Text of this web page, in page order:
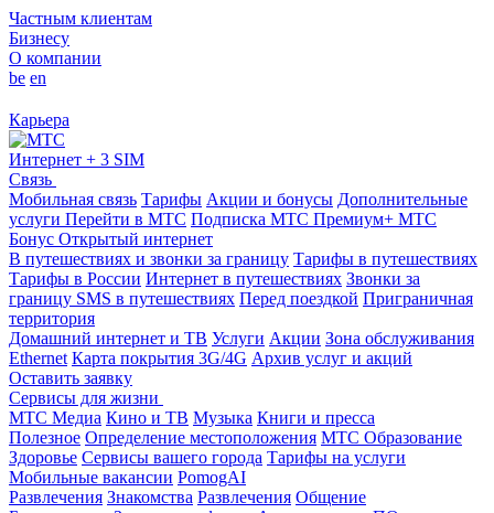
Частным клиентам
Бизнесу
О компании
be en
Карьера
Интернет + 3 SIM
Связь
Мобильная связь Тарифы Акции и бонусы Дополнительные
услуги Перейти в МТС Подписка МТС Премиум+ МТС
Бонус Открытый интернет
В путешествиях и звонки за границу Тарифы в путешествиях
Тарифы в России Интернет в путешествиях Звонки за
границу SMS в путешествиях Перед поездкой Приграничная
территория
Домашний интернет и ТВ Услуги Акции Зона обслуживания
Ethernet Карта покрытия 3G/4G Архив услуг и акций
Оставить заявку
Сервисы для жизни
МТС Медиа Кино и ТВ Музыка Книги и пресса
Полезное Определение местоположения МТС Образование
Здоровье Сервисы вашего города Тарифы на услуги
Мобильные вакансии PomogAI
Развлечения Знакомства Развлечения Общение